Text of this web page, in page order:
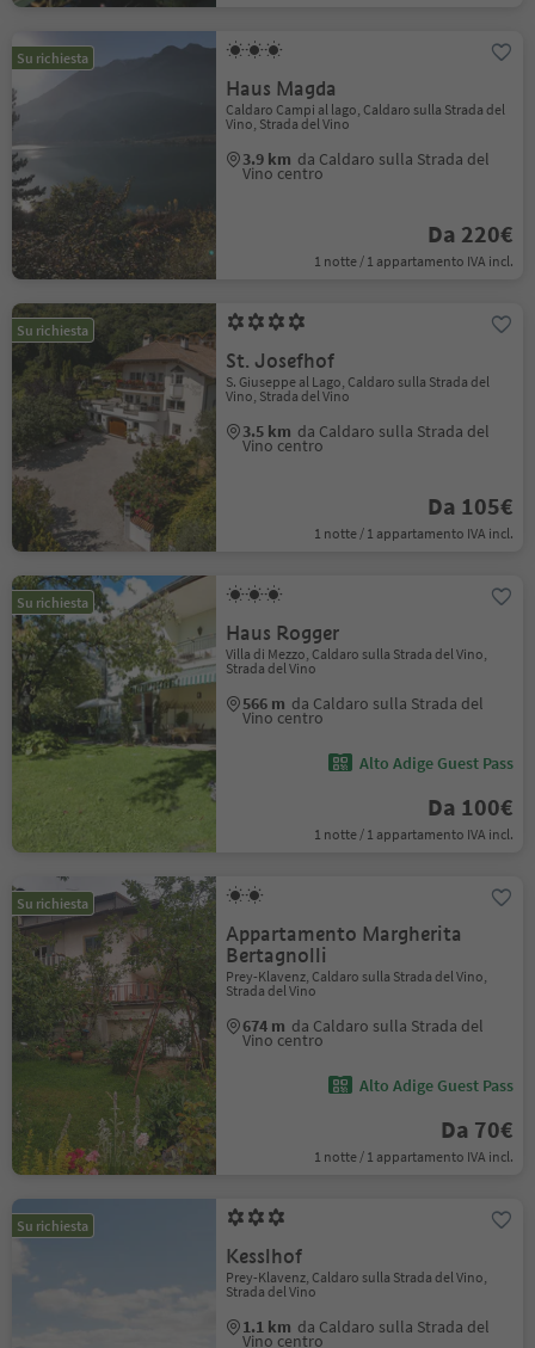
Su richiesta
Haus Magda
Caldaro Campi al lago, Caldaro sulla Strada del
Vino, Strada del Vino
3.9 km da Caldaro sulla Strada del
Vino centro
Da 220€
1 notte / 1 appartamento IVA incl.
Su richiesta
St. Josefhof
S. Giuseppe al Lago, Caldaro sulla Strada del
Vino, Strada del Vino
3.5 km da Caldaro sulla Strada del
Vino centro
Da 105€
1 notte / 1 appartamento IVA incl.
Su richiesta
Haus Rogger
Villa di Mezzo, Caldaro sulla Strada del Vino,
Strada del Vino
566 m da Caldaro sulla Strada del
Vino centro
Alto Adige Guest Pass
Da 100€
1 notte / 1 appartamento IVA incl.
Su richiesta
Appartamento Margherita
Bertagnolli
Prey-Klavenz, Caldaro sulla Strada del Vino,
Strada del Vino
674 m da Caldaro sulla Strada del
Vino centro
Alto Adige Guest Pass
Da 70€
1 notte / 1 appartamento IVA incl.
Su richiesta
Kesslhof
Prey-Klavenz, Caldaro sulla Strada del Vino,
Strada del Vino
1.1 km da Caldaro sulla Strada del
Vino centro